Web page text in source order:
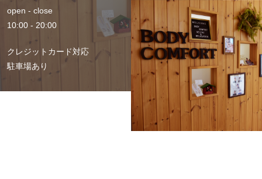
open - close
10:00 - 20:00
クレジットカード対応
駐車場あり